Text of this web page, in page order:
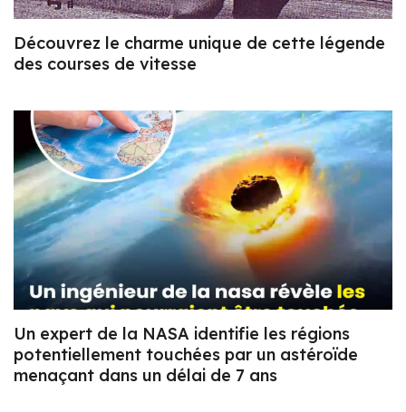
Découvrez le charme unique de cette légende
des courses de vitesse
Un expert de la NASA identifie les régions
potentiellement touchées par un astéroïde
menaçant dans un délai de 7 ans